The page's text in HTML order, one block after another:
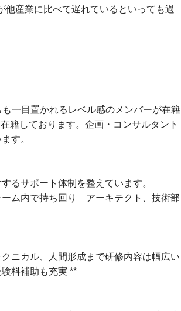
産業に比べて遅れているといっても過
一目置かれるレベル感のメンバーが在籍
籍しております。企画・コンサルタント
す。
るサポート体制を整えています。
ム内で持ち回り アーキテクト、技術部
ニカル、人間形成まで研修内容は幅広い
料補助も充実 **